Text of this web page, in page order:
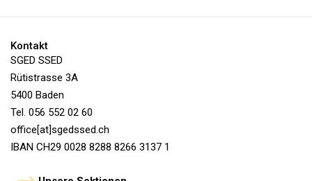
Kontakt
SGED SSED
Rütistrasse 3A
5400 Baden
Tel. 056 552 02 60
office[at]sgedssed.ch
IBAN CH29 0028 8288 8266 3137 1